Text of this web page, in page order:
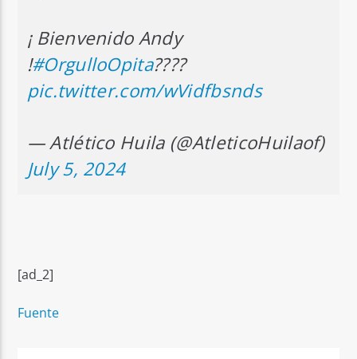
¡ Bienvenido Andy
!#OrgulloOpita????
pic.twitter.com/wVidfbsnds
— Atlético Huila (@AtleticoHuilaof)
July 5, 2024
[ad_2]
Fuente